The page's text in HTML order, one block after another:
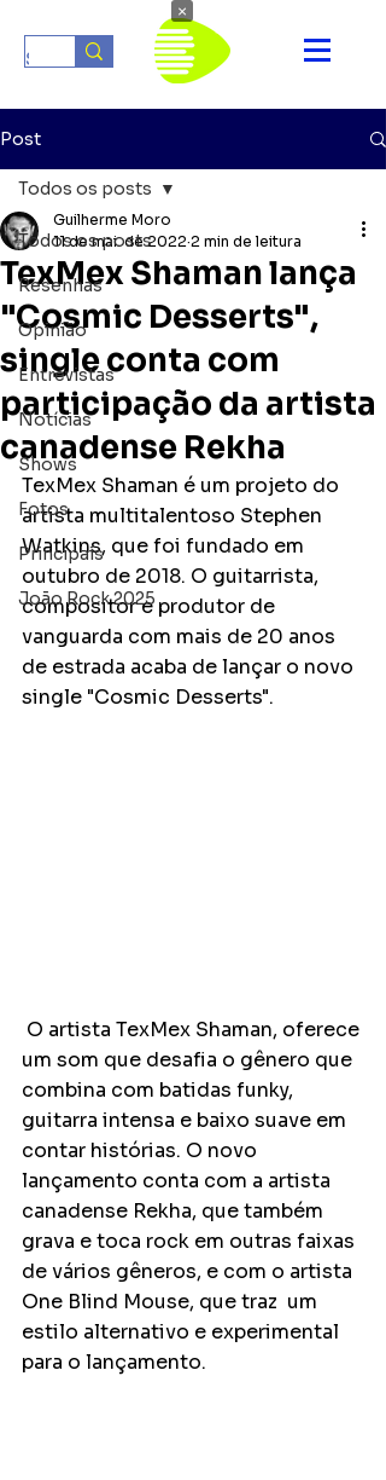
Post
Todos os posts
Resenhas
Opinião
Entrevistas
Notícias
Shows
Fotos
Principais
João Rock 2025
Todos os posts
TexMex Shaman lança
"Cosmic Desserts",
single conta com
participação da artista
canadense Rekha
Guilherme Moro
11 de mai. de 2022 2 min de leitura
TexMex Shaman é um projeto do
artista multitalentoso Stephen
Watkins, que foi fundado em
outubro de 2018. O guitarrista,
compositor e produtor de
vanguarda com mais de 20 anos
de estrada acaba de lançar o novo
single "Cosmic Desserts".
um som que desafia o gênero que
combina com batidas funky,
guitarra intensa e baixo suave em
contar histórias. O novo
lançamento conta com a artista
canadense Rekha, que também
grava e toca rock em outras faixas
de vários gêneros, e com o artista
One Blind Mouse, que traz  um
estilo alternativo e experimental
para o lançamento.
×